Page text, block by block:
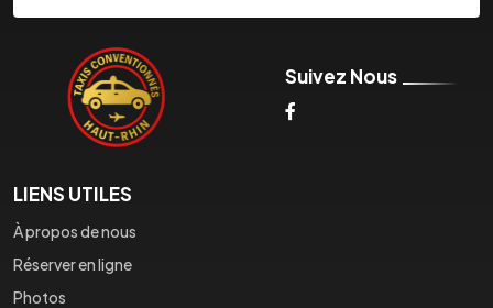
Suivez Nous
LIENS UTILES
À propos de nous
Réserver en ligne
Photos